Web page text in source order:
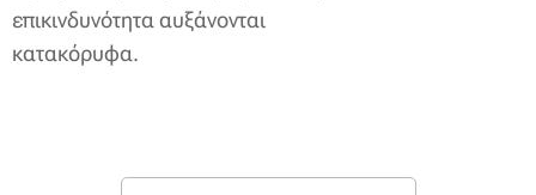
επικινδυνότητα αυξάνονται
κατακόρυφα.